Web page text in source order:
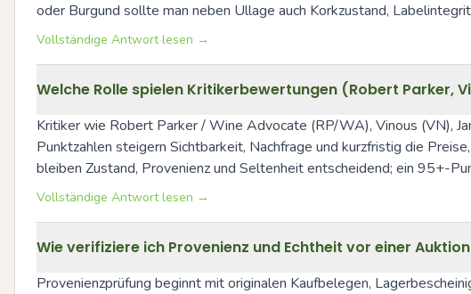
oder Burgund sollte man neben Ullage auch Korkzustand,
Vollständige Antwort lesen →
Welche Rolle spielen Kritikerbewertungen (Robert Parker,
Kritiker wie Robert Parker / Wine Advocate (RP/WA), Vinous (VN),
Punktzahlen steigern Sichtbarkeit, Nachfrage und kurzfristig die
bleiben Zustand, Provenienz und Seltenheit entscheidend; ein 95+-
Vollständige Antwort lesen →
Wie verifiziere ich Provenienz und Echtheit vor einer
Provenienzprüfung beginnt mit originalen Kaufbelegen,